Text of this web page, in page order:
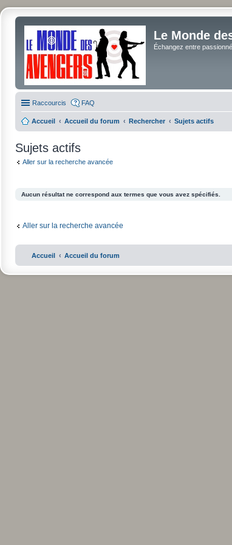
Le Monde
Échangez entre
Raccourcis FAQ
Accueil Accueil du forum Rechercher Sujets actifs
Sujets actifs
Aller sur la recherche avancée
Aucun résultat ne correspond aux termes que vous avez spécifiés.
Aller sur la recherche avancée
Accueil Accueil du forum